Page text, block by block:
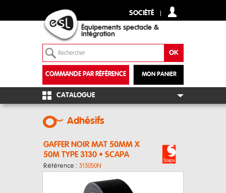
SOCIÉTÉ
Équipements spectacle &
intégration
MON PANIER
COMMANDE PAR RÉFÉRENCE
+
CATALOGUE
Adhésifs
GAFFER NOIR MAT 50MM X
50M TYPE 3130 • SCAPA
Référence : 313050N